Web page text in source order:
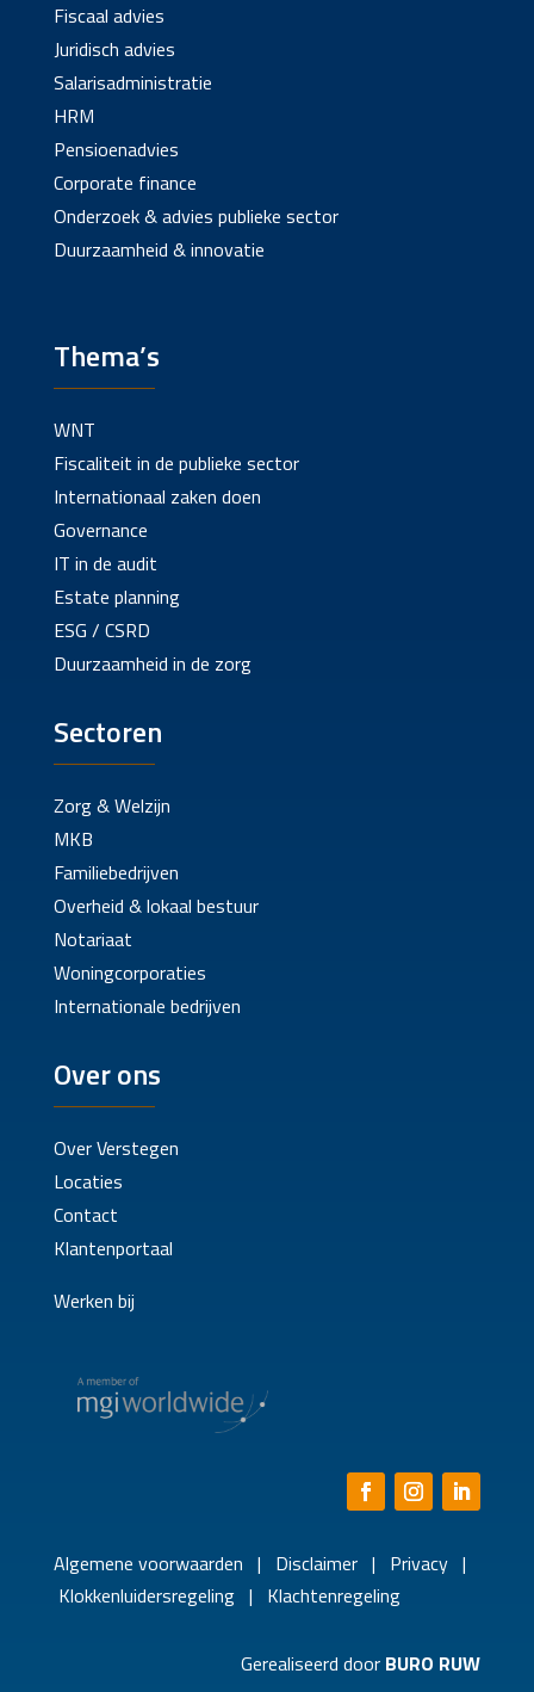
Fiscaal advies
Juridisch advies
Salarisadministratie
HRM
Pensioenadvies
Corporate finance
Onderzoek & advies publieke sector
Duurzaamheid & innovatie
Thema’s
WNT
Fiscaliteit in de publieke sector
Internationaal zaken doen
Governance
IT in de audit
Estate planning
ESG / CSRD
Duurzaamheid in de zorg
Sectoren
Zorg & Welzijn
MKB
Familiebedrijven
Overheid & lokaal bestuur
Notariaat
Woningcorporaties
Internationale bedrijven
Over ons
Over Verstegen
Locaties
Contact
Klantenportaal
Werken bij
Algemene voorwaarden | Disclaimer| Privacy|
Klokkenluidersregeling| Klachtenregeling
Gerealiseerd door BURO RUW